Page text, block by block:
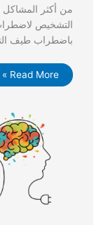
من أكثر المشاكل
التشخيص
باضطراب طيف
Read More »